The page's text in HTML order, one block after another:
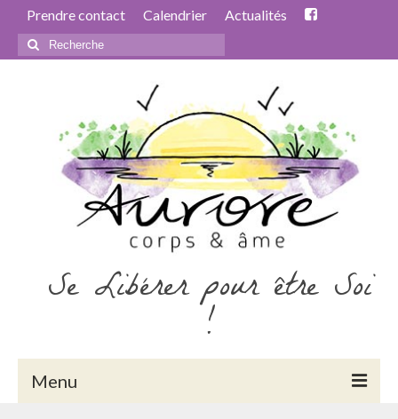
Prendre contact Calendrier Actualités
Rechercher
:
Se Libérer pour être Soi
!
Menu